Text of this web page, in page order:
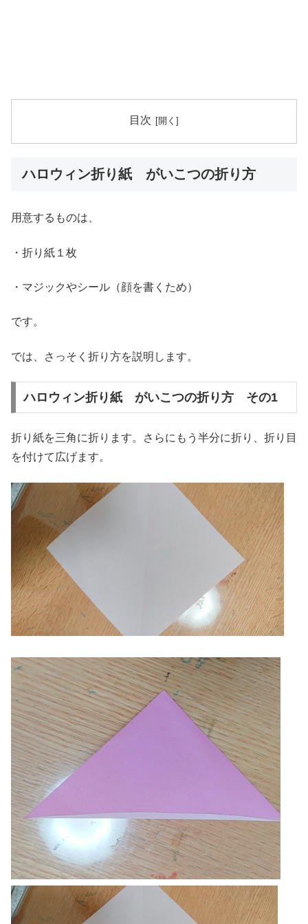
目次
ハロウィン折り紙 がいこつの折り方
用意するものは、
・折り紙１枚
・マジックやシール（顔を書くため）
です。
では、さっそく折り方を説明します。
ハロウィン折り紙 がいこつの折り方 その1
折り紙を三角に折ります。さらにもう半分に折り、折り目
を付けて広げます。